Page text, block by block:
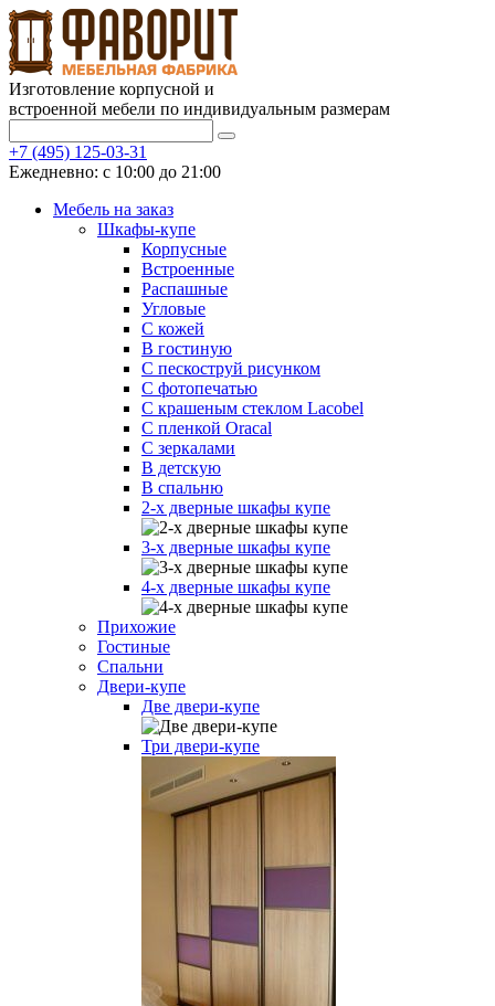
Изготовление корпусной и
встроенной мебели по индивидуальным размерам
+7 (495) 125-03-31
Ежедневно: с 10:00 до 21:00
Мебель на заказ
Шкафы-купе
Корпусные
Встроенные
Распашные
Угловые
С кожей
В гостиную
С пескоструй рисунком
С фотопечатью
С крашеным стеклом Lacobel
С пленкой Oracal
С зеркалами
В детскую
В спальню
2-х дверные шкафы купе
3-х дверные шкафы купе
4-х дверные шкафы купе
Прихожие
Гостиные
Спальни
Двери-купе
Две двери-купе
Три двери-купе